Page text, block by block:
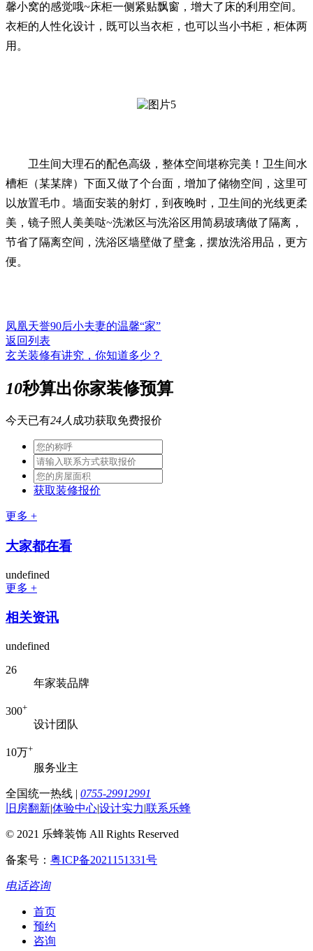
馨小窝的感觉哦~床柜一侧紧贴飘窗，增大了床的利用空间。
衣柜的人性化设计，既可以当衣柜，也可以当小书柜，柜体两
用。
卫生间大理石的配色高级，整体空间堪称完美！卫生间水
槽柜（某某牌）下面又做了个台面，增加了储物空间，这里可
以放置毛巾。墙面安装的射灯，到夜晚时，卫生间的光线更柔
美，镜子照人美美哒~洗漱区与洗浴区用简易玻璃做了隔离，
节省了隔离空间，洗浴区墙壁做了壁龛，摆放洗浴用品，更方
便。
凤凰天誉90后小夫妻的温馨“家”
返回列表
玄关装修有讲究，你知道多少？
10秒算出你家装修预算
今天已有24人 成功获取免费报价
获取装修报价
更多 +
大家都在看
undefined
更多 +
相关资讯
undefined
26
年家装品牌
300+
设计团队
10万+
服务业主
全国统一热线 | 0755-29912991
旧房翻新|体验中心|设计实力|联系乐蜂
© 2021 乐蜂装饰 All Rights Reserved
备案号： 粤ICP备2021151331号
电话咨询
首页
预约
咨询